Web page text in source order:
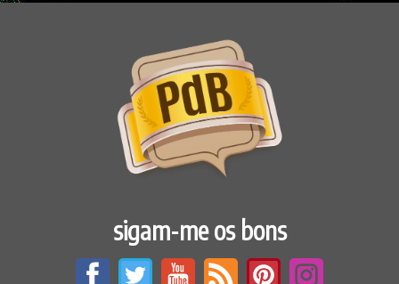
sigam-me os bons